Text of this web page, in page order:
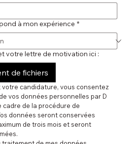
à mon expérience *
votre lettre de motivation ici :
de fichiers
votre candidature, vous consentez
vos données personnelles par D
cadre de la procédure de
données seront conservées
de trois mois et seront